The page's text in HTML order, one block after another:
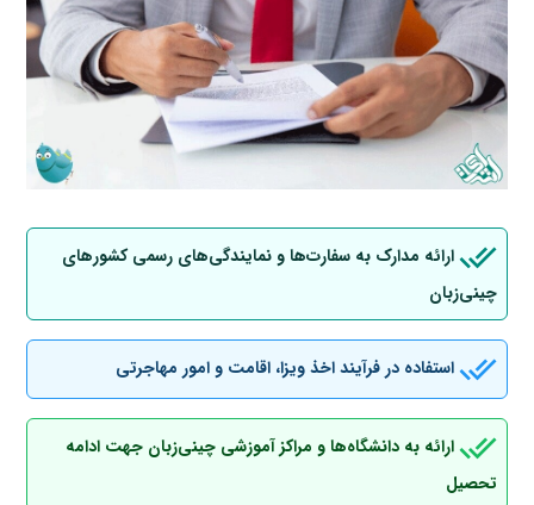
ارائه مدارک به سفارت‌ها و نمایندگی‌های رسمی کشورهای
چینی‌زبان
استفاده در فرآیند اخذ ویزا، اقامت و امور مهاجرتی
ارائه به دانشگاه‌ها و مراکز آموزشی چینی‌زبان جهت ادامه
تحصیل